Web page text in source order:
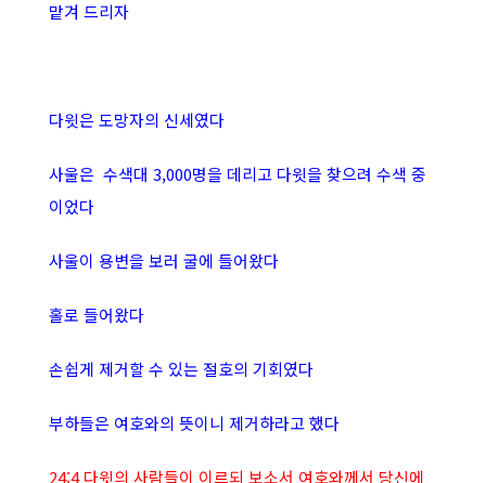
맡겨 드리자
다윗은 도망자의 신세였다
사울은 수색대 3,000명을 데리고 다윗을 찾으려 수색 중
이었다
사울이 용변을 보러 굴에 들어왔다
홀로 들어왔다
손쉽게 제거할 수 있는 절호의 기회였다
부하들은 여호와의 뜻이니 제거하라고 했다
24:4 다윗의 사람들이 이르되 보소서 여호와께서 당신에